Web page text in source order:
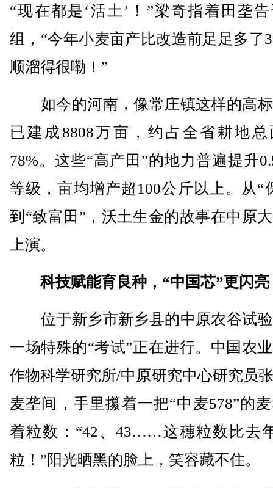
“现在都是‘活土’！”梁奇指着田垄
组，“今年小麦亩产比改造前足足多了
顺溜得很嘞！”
如今的河南，像常庄镇这样的高
已建成8808万亩，约占全省耕地总
78%。这些“高产田”的地力普遍提升
等级，亩均增产超100公斤以上。从“
到“致富田”，沃土生金的故事在中原
上演。
科技赋能育良种，“中国芯”更闪亮
位于新乡市新乡县的中原农谷试
一场特殊的“考试”正在进行。中国农
作物科学研究所/中原研究中心研究员
麦垄间，手里攥着一把“中麦578”的
着粒数：“42、43……这穗粒数比去
粒！”阳光晒黑的脸上，笑容藏不住。